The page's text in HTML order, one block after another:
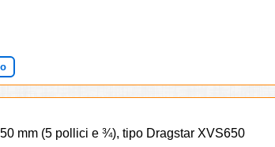
mm (5 pollici e ¾), tipo Dragstar XVS650